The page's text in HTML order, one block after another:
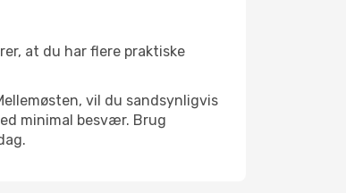
at du har flere praktiske
vil du sandsynligvis
minimal besvær. Brug